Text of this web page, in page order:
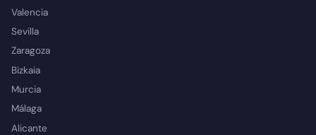
Valencia
Sevilla
Zaragoza
Bizkaia
Murcia
Málaga
Alicante